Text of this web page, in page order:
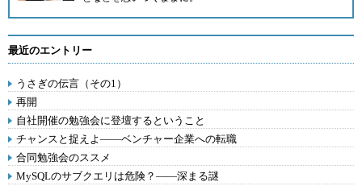
最近のエントリー
うさぎの伝言（その1）
再開
自社開催の勉強会に登壇するということ
チャンスと捉えよ――ベンチャー企業への転職
合同勉強会のススメ
MySQLのサブクエリは危険？――深まる謎